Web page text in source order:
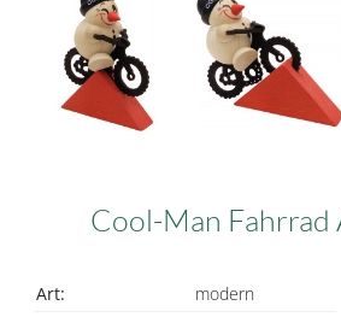
Cool-Man Fahrrad
Art:
modern